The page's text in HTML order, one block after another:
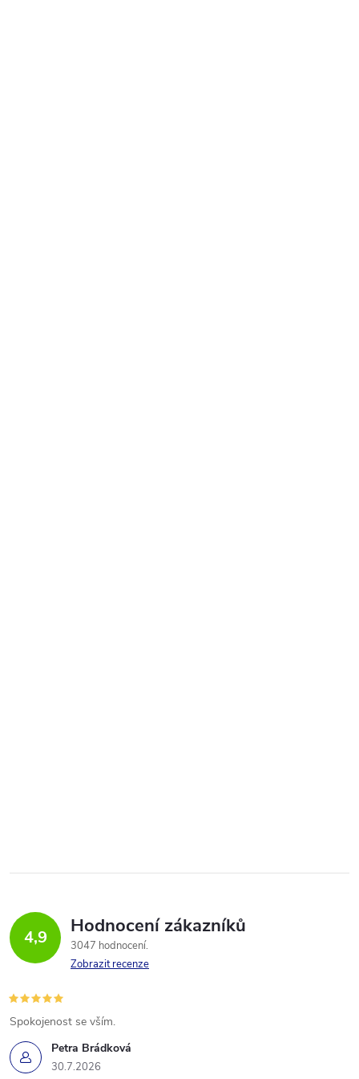
4,9 Hodnocení zákazníků
3047 hodnocení
Zobrazit recenze
Petra Brádková
30.7.2026
Spokojenost se vším.